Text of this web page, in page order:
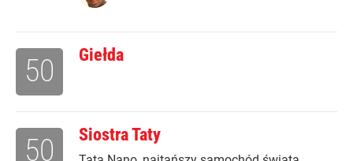
Giełda
50
Siostra Taty
50